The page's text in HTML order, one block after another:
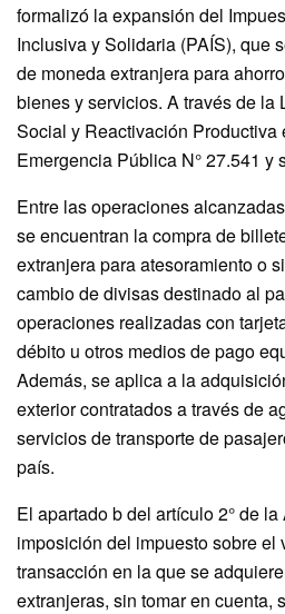
formalizó la expansión del
Inclusiva y Solidaria (PAÍS), que
de moneda extranjera para
bienes y servicios. A través de la
Social y Reactivación Productiva
Emergencia Pública N° 27.541 y
Entre las operaciones
se encuentran la compra de
extranjera para atesoramiento o
cambio de divisas destinado al
operaciones realizadas con
débito u otros medios de pago
Además, se aplica a la
exterior contratados a través de
servicios de transporte de
país.
El apartado b del artículo 2° de
imposición del impuesto sobre el
transacción en la que se
extranjeras, sin tomar en cuenta,